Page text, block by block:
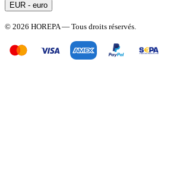
EUR - euro
© 2026 HOREPA — Tous droits réservés.